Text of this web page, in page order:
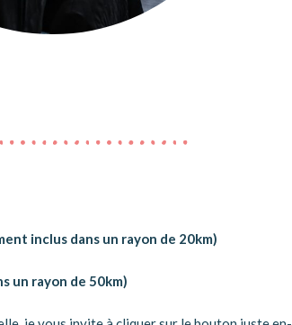
inclus dans un rayon de 20km)
un rayon de 50km)